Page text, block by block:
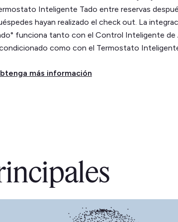
Inteligente Tado entre reservas
hayan realizado el check out. La
funciona tanto con el Control Inteligente de
como con el Termostato
más información